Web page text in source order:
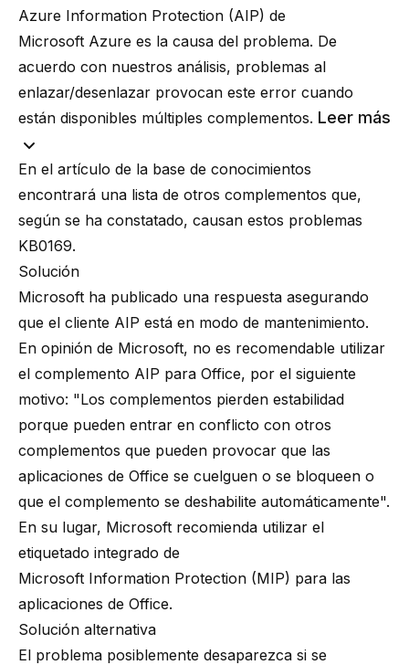
Azure Information Protection (AIP) de
Microsoft Azure es la causa del problema. De
acuerdo con nuestros análisis, problemas al
enlazar/desenlazar provocan este error cuando
están disponibles múltiples complementos. Leer más
En el artículo de la base de conocimientos
encontrará una lista de otros complementos que,
según se ha constatado, causan estos problemas
KB0169.
Solución
Microsoft ha publicado una respuesta asegurando
que el cliente AIP está en modo de mantenimiento.
En opinión de Microsoft, no es recomendable utilizar
el complemento AIP para Office, por el siguiente
motivo: "Los complementos pierden estabilidad
porque pueden entrar en conflicto con otros
complementos que pueden provocar que las
aplicaciones de Office se cuelguen o se bloqueen o
que el complemento se deshabilite automáticamente".
En su lugar, Microsoft recomienda utilizar el
etiquetado integrado de
Microsoft Information Protection (MIP) para las
aplicaciones de Office.
Solución alternativa
El problema posiblemente desaparezca si se